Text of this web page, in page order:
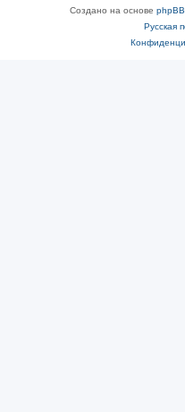
Создано на основе phpBB
Русская